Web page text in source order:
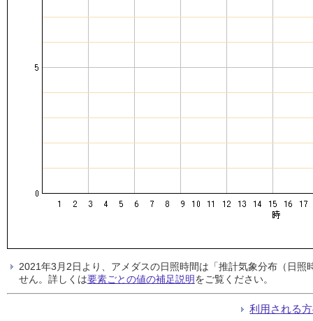
2021年3月2日より、アメダスの日照時間は「推計気象分布（日
せん。詳しくは要素ごとの値の補足説明をご覧ください。
利用される